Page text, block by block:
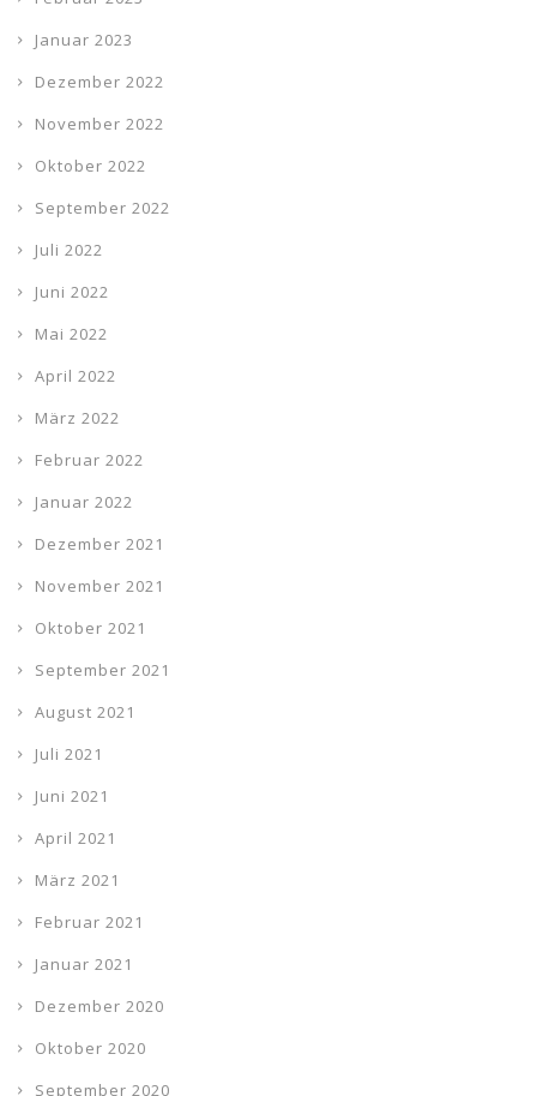
Januar 2023
Dezember 2022
November 2022
Oktober 2022
September 2022
Juli 2022
Juni 2022
Mai 2022
April 2022
März 2022
Februar 2022
Januar 2022
Dezember 2021
November 2021
Oktober 2021
September 2021
August 2021
Juli 2021
Juni 2021
April 2021
März 2021
Februar 2021
Januar 2021
Dezember 2020
Oktober 2020
September 2020